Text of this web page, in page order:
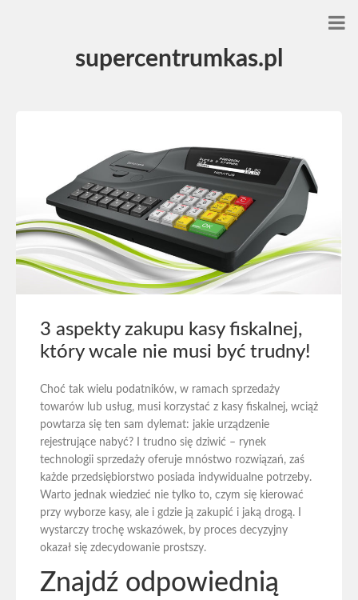
supercentrumkas.pl
3 aspekty zakupu kasy fiskalnej,
który wcale nie musi być trudny!
Choć tak wielu podatników, w ramach sprzedaży
towarów lub usług, musi korzystać z kasy fiskalnej, wciąż
powtarza się ten sam dylemat: jakie urządzenie
rejestrujące nabyć? I trudno się dziwić – rynek
technologii sprzedaży oferuje mnóstwo rozwiązań, zaś
każde przedsiębiorstwo posiada indywidualne potrzeby.
Warto jednak wiedzieć nie tylko to, czym się kierować
przy wyborze kasy, ale i gdzie ją zakupić i jaką drogą. I
wystarczy trochę wskazówek, by proces decyzyjny
okazał się zdecydowanie prostszy.
Znajdź odpowiednią